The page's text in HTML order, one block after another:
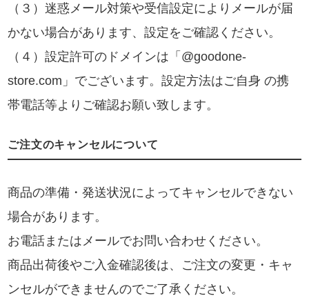
（３）迷惑メール対策や受信設定によりメールが届
かない場合があります、設定をご確認ください。
（４）設定許可のドメインは「@goodone-
store.com」でございます。設定方法はご自身 の携
帯電話等よりご確認お願い致します。
ご注文のキャンセルについて
商品の準備・発送状況によってキャンセルできない
場合があります。
お電話またはメールでお問い合わせください。
商品出荷後やご入金確認後は、ご注文の変更・キャ
ンセルができませんのでご了承ください。